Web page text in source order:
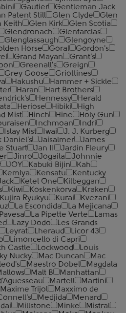
Gautier
Gentleman Jack
Patent Still Glen Clyde
Glen
Keith Glen Kirk
Glen Scotia
Glendronach
Glenfarclas
Glenglassaugh
Glengoyne
Horse Goral
Gordon's
Grand Mayan
Grant's
Greenall's
Greign
Grey Goose
Griottines
Hakushu
Hammer + Sickle
Haran
Hart Brothers
Hennessy
Herald
Heriose Hibiki
High
Mist Hinch Hine
Holy Gun
Inchmoan
Indri
Islay Mist Iwai
J. J. Kurberg
Daniel's Jaisalmer
James
Stuart Jan II
Jardin Fleury
Jinro Jogaila
Johnnie
JOY Kabuki Bijin
Kah
Kemlya Kensatu
Kentucky
Ketel One
Kilbeggan
Kiwi Koskenkorva
Kraken
Kujira Ryukyu Kurai
Kvezani
La Escondida
La Mejicana
La Pipette Verte
Lamas
Lazy Dodo
Les Grands
Leyrat Lheraud
Licor 43
Limoncello di Capri
Castle Lockwood
Louis
Nucky Mac Duncan
Mac
Maestro Dobel
Magdala
Malt B
Manhattan
Martell
Martini
Maxime Trijol
Maxximo de
Medjida
Menard
Millstone Minke
Mistral